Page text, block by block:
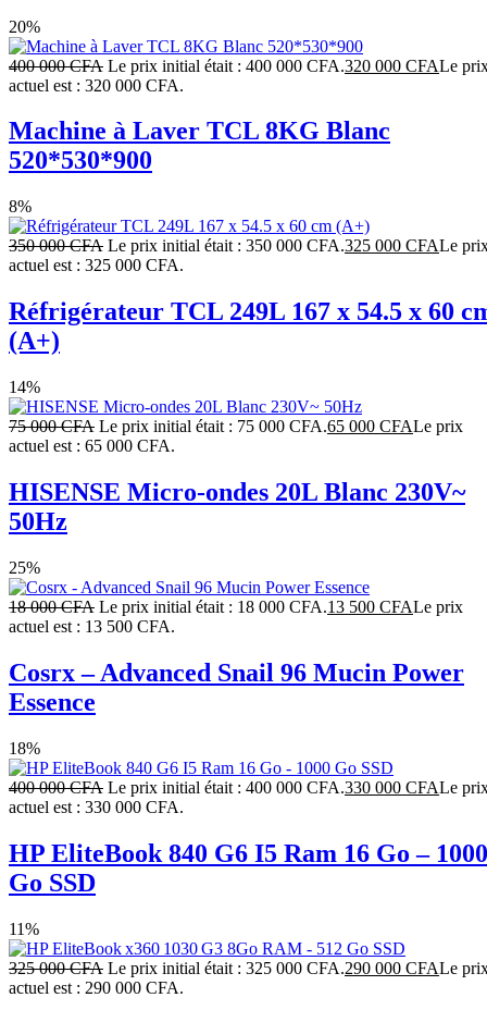
20%
400 000CFA Le prix initial était : 400 000 CFA.320 000 CFALe
actuel est : 320 000 CFA.
Machine à Laver TCL 8KG Blanc
520*530*900
8%
350 000CFA Le prix initial était : 350 000 CFA.325 000 CFALe
actuel est : 325 000 CFA.
Réfrigérateur TCL 249L 167 x 54.5 x 60
(A+)
14%
75 000CFA Le prix initial était : 75 000 CFA.65 000 CFALe prix
actuel est : 65 000 CFA.
HISENSE Micro-ondes 20L Blanc 230V~
50Hz
25%
18 000CFA Le prix initial était : 18 000 CFA.13 500 CFALe prix
actuel est : 13 500 CFA.
Cosrx – Advanced Snail 96 Mucin Power
Essence
18%
400 000CFA Le prix initial était : 400 000 CFA.330 000 CFALe
actuel est : 330 000 CFA.
HP EliteBook 840 G6 I5 Ram 16 Go – 1000
Go SSD
11%
325 000CFA Le prix initial était : 325 000 CFA.290 000 CFALe
actuel est : 290 000 CFA.